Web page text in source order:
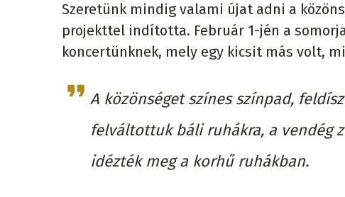
Szeretünk mindig valami újat adni a
projekttel indította. Február 1-jén a
koncertünknek, mely egy kicsit más volt,
A közönséget színes színpad,
felváltottuk báli ruhákra, a vendég
idézték meg a korhű ruhákban.